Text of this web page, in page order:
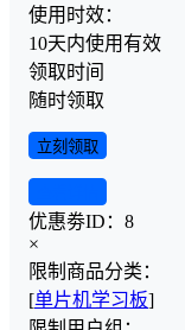
使用时效：
10天内使用有效
领取时间
随时领取
立刻领取
优惠劵ID： 8
×
限制商品分类：
[单片机学习板]